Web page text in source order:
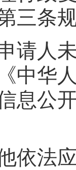
三条
人未
中华
息公
法应